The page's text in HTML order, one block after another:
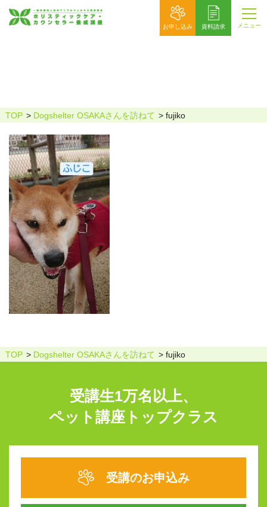
お申し込み 資料請求 メニュー
TOP Dogshelter OSAKAさんを訪ねて fujiko
TOP Dogshelter OSAKAさんを訪ねて fujiko
受講生1万名以上、
ペット講座トップクラス
受講のお申込み